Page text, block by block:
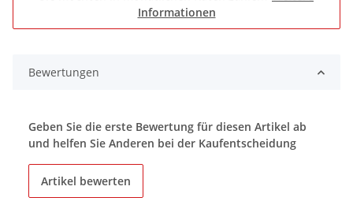
Informationen
Bewertungen
Geben Sie die erste Bewertung für diesen Artikel ab
und helfen Sie Anderen bei der Kaufentscheidung
Artikel bewerten